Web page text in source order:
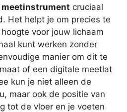
meetinstrument cruciaal
Het helpt je om precies te
voor jouw lichaam
kunt werken zonder
manier om dit te
of een digitale meetlat
kun je niet alleen de
maar ook de positie van
tot de vloer en je voeten